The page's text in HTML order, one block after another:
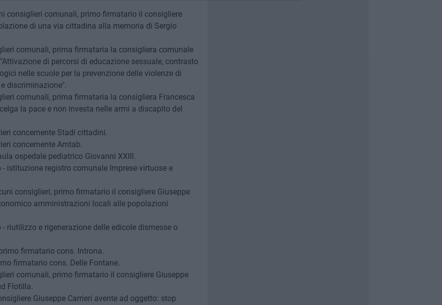
consiglieri comunali, primo firmatario il consigliere
di una via cittadina alla memoria di Sergio
comunali, prima firmataria la consigliera comunale
di percorsi di educazione sessuale, contrasto
nelle scuole per la prevenzione delle violenze di
discriminazione".
comunali, prima firmataria la consigliera Francesca
la pace e non investa nelle armi a discapito del
concernente Stadi cittadini.
concernente Amtab.
ospedale pediatrico Giovanni XXIII.
istituzione registro comunale Imprese virtuose e
consiglieri, primo firmatario il consigliere Giuseppe
amministrazioni locali alle popolazioni
riutilizzo e rigenerazione delle edicole dismesse o
firmatario cons. Introna.
firmatario cons. Delle Fontane.
comunali, primo firmatario il consigliere Giuseppe
Flotilla.
Giuseppe Carrieri avente ad oggetto: stop